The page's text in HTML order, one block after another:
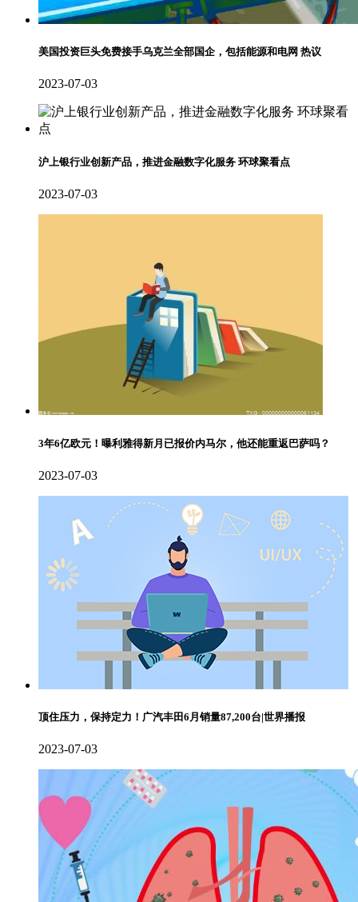
美国投资巨头免费接手乌克兰全部国企，包括能源和电网 热议
2023-07-03
沪上银行业创新产品，推进金融数字化服务 环球聚看点
2023-07-03
3年6亿欧元！曝利雅得新月已报价内马尔，他还能重返巴萨吗？
2023-07-03
顶住压力，保持定力！广汽丰田6月销量87,200台|世界播报
2023-07-03